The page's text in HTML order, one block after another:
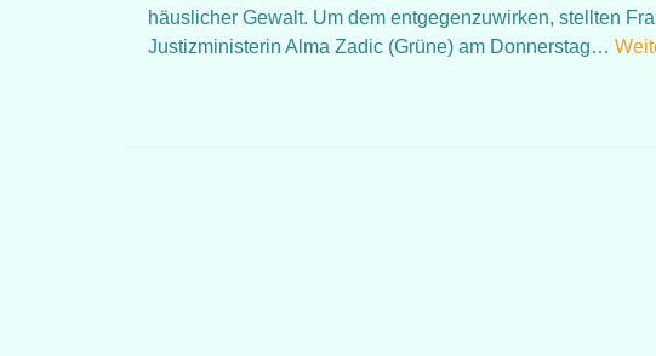
häuslicher Gewalt. Um dem entgegenzuwirken, stellten
Justizministerin Alma Zadic (Grüne) am Donnerstag…